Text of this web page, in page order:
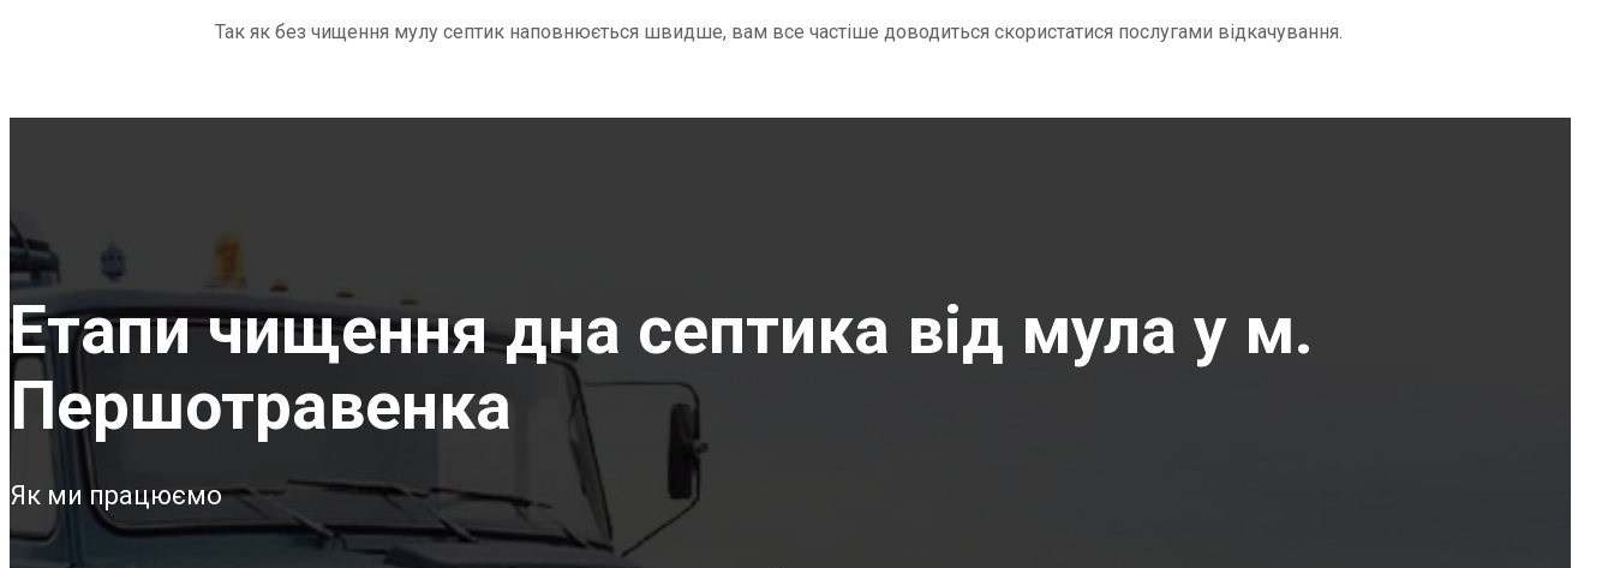
Так як без чищення мулу септик наповнюється швидше, вам все частіше доводиться скористатися послугами відкачування.
Етапи чищення дна септика від мула у м.
Першотравенка
Як ми працюємо